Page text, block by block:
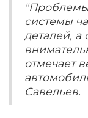
"Проблемы
системы
деталей, а
отмечает
Савельев.